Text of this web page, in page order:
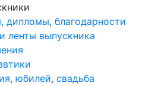
дипломы, благодарности
ленты выпускника
юбилей, свадьба